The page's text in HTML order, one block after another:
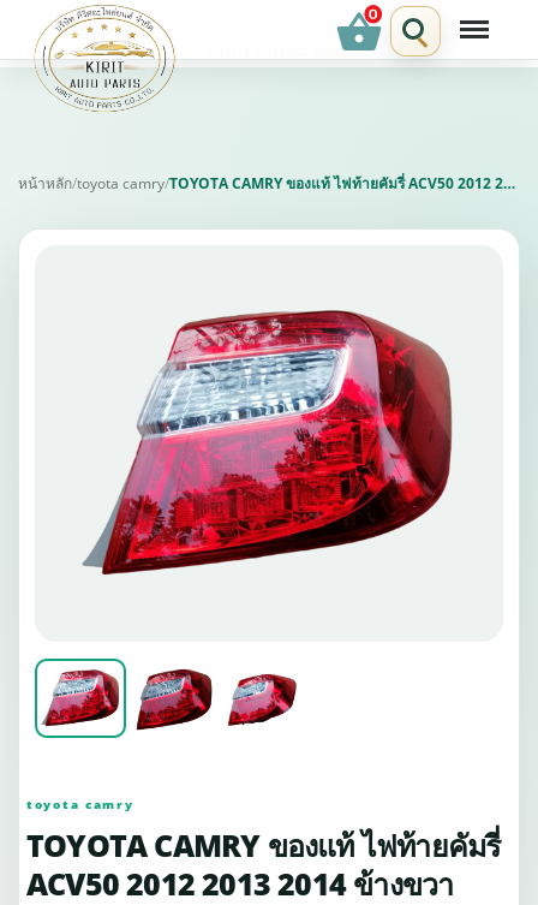
shopping_basket
หน้าหลัก/toyota camry/ TOYOTA CAMRY ของแท้ ไฟท้ายคัมรี่ ACV50 2012 2013 2014 ข้างขวา
toyota camry
TOYOTA CAMRY ของแท้ ไฟท้ายคัมรี่
ACV50 2012 2013 2014 ข้างขวา